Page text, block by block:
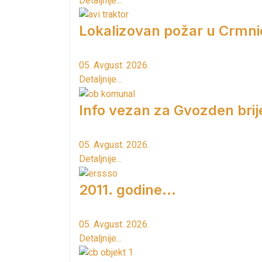
Lokalizovan požar u
05. Avgust. 2026.
Detaljnije...
Info vezan za Gvozden
05. Avgust. 2026.
Detaljnije...
2011. godine...
05. Avgust. 2026.
Detaljnije...